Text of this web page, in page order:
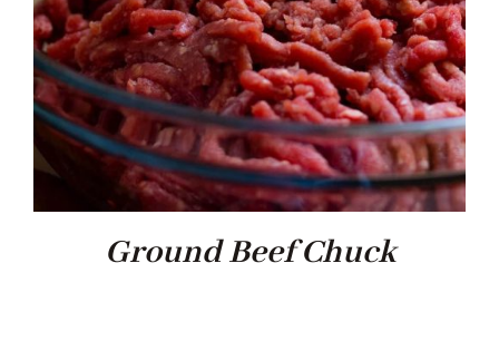
Ground Beef Chuck